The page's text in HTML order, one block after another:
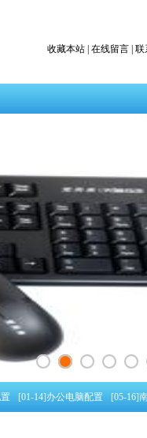
收藏本站 在线留言 联
[01-14]办公电脑配置 [05-16]南